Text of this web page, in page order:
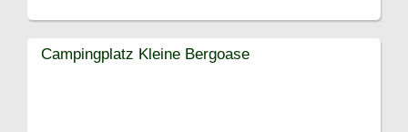
Campingplatz Kleine Bergoase